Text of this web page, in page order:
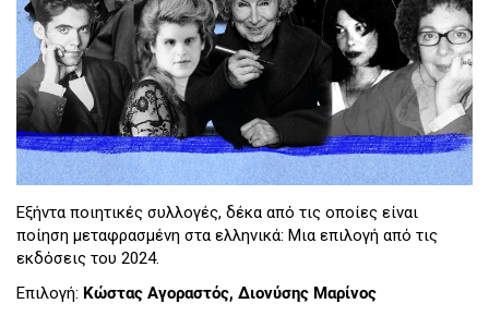
Εξήντα ποιητικές συλλογές, δέκα από τις οποίες είναι
ποίηση μεταφρασμένη στα ελληνικά: Μια επιλογή από τις
εκδόσεις του 2024.
Επιλογή: Κώστας Αγοραστός, Διονύσης Μαρίνος